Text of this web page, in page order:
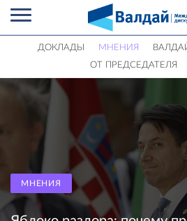
ДОКЛАДЫ МНЕНИЯ
ОТ ПРЕДСЕДАТЕЛЯ
МНЕНИЯ